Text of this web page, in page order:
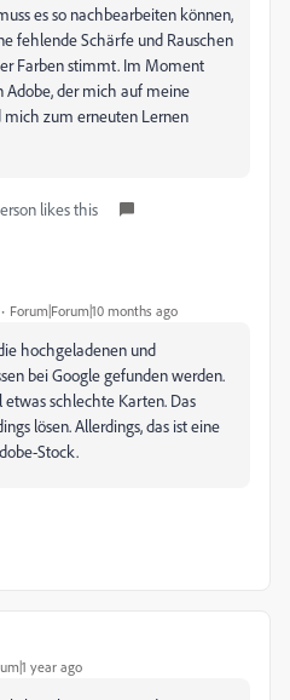
es so nachbearbeiten können,
fehlende Schärfe und Rauschen
Farben stimmt. Im Moment
der mich auf meine
zum erneuten Lernen
likes this
Forum|Forum|10 months ago
hochgeladenen und
bei Google gefunden werden.
schlechte Karten. Das
lösen. Allerdings, das ist eine
Stock.
year ago